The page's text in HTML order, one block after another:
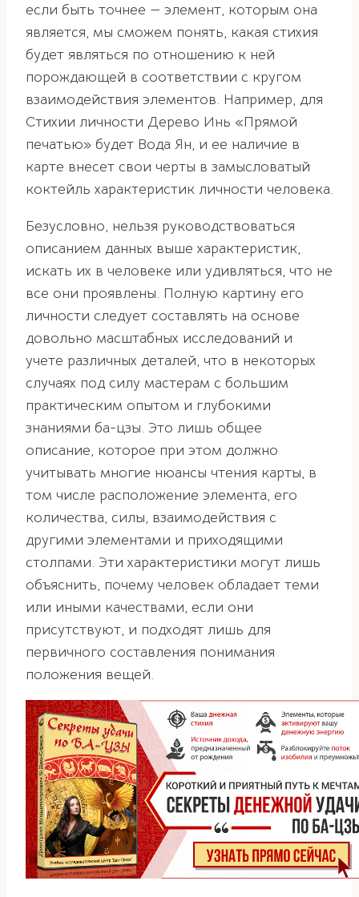
если быть точнее — элемент, которым она
является, мы сможем понять, какая стихия
будет являться по отношению к ней
порождающей в соответствии с кругом
взаимодействия элементов. Например, для
Стихии личности Дерево Инь «Прямой
печатью» будет Вода Ян, и ее наличие в
карте внесет свои черты в замысловатый
коктейль характеристик личности человека.
Безусловно, нельзя руководствоваться
описанием данных выше характеристик,
искать их в человеке или удивляться, что не
все они проявлены. Полную картину его
личности следует составлять на основе
довольно масштабных исследований и
учете различных деталей, что в некоторых
случаях под силу мастерам с большим
практическим опытом и глубокими
знаниями ба-цзы. Это лишь общее
описание, которое при этом должно
учитывать многие нюансы чтения карты, в
том числе расположение элемента, его
количества, силы, взаимодействия с
другими элементами и приходящими
столпами. Эти характеристики могут лишь
объяснить, почему человек обладает теми
или иными качествами, если они
присутствуют, и подходят лишь для
первичного составления понимания
положения вещей.